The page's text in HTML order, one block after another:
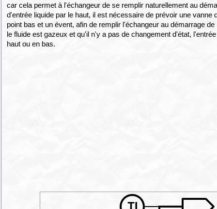
car cela permet à l'échangeur de se remplir naturellement au
d'entrée liquide par le haut, il est nécessaire de prévoir une vanne
point bas et un évent, afin de remplir l'échangeur au démarrage de
le fluide est gazeux et qu'il n'y a pas de changement d'état,
haut ou en bas.